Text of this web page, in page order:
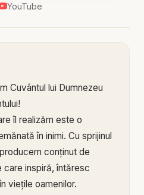
YouTube
Cuvântul lui Dumnezeu
îl realizăm este o
în inimi. Cu sprijinul
conținut de
care inspiră, întăresc
viețile oamenilor.